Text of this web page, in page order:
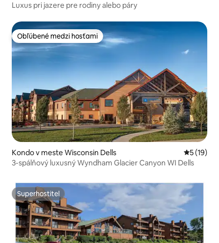
Luxus pri jazere pre rodiny alebo páry
Obľúbené medzi hosťami
Obľúbené medzi hosťami
Kondo v meste Wisconsin Dells
5 (19)
3-spálňový luxusný Wyndham Glacier Canyon WI Dells
Superhostiteľ
Superhostiteľ